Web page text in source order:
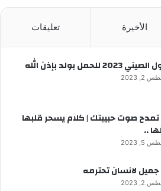
الأخيرة تعليقات
للحمل بولد بإذن الله
2023
صوت حبيبتك | كلام يسحر قلبها
..
2023
لانسان تحترمه
2023